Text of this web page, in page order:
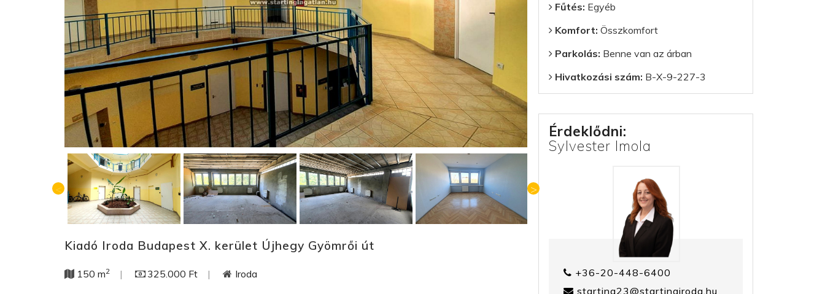
Kiadó Iroda Budapest X. kerület Újhegy Gyömrői út
150 m2 | 325.000 Ft | Iroda
Fűtés: Egyéb
Komfort: Összkomfort
Parkolás: Benne van az árban
Hivatkozási szám: B-X-9-227-3
Érdeklődni:
Sylvester Imola
+36-20-448-6400
starting23@startingiroda.hu